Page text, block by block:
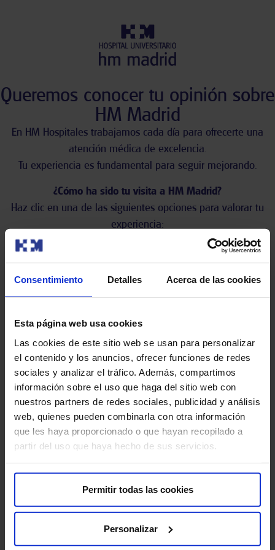
Consentimiento Detalles Acerca de las cookies
Esta página web usa cookies
Las cookies de este sitio web se usan para personalizar
el contenido y los anuncios, ofrecer funciones de redes
sociales y analizar el tráfico. Además, compartimos
información sobre el uso que haga del sitio web con
nuestros partners de redes sociales, publicidad y análisis
web, quienes pueden combinarla con otra información
que les haya proporcionado o que hayan recopilado a
partir del uso que haya hecho de sus servicios.
Permitir todas las cookies
Personalizar
Queremos conocer tu opinión sobre
HM Madrid
En HM Hospitales trabajamos cada día para ofrecerte una
atención médica de excelencia.
Tu experiencia es fundamental para seguir mejorando.
¿Cómo ha sido tu visita a HM Madrid?
Haz clic en una de las siguientes opciones para valorar tu
experiencia: